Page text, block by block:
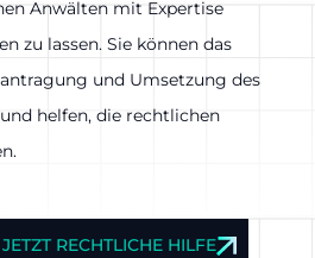
Anwälten mit Expertise
zu lassen. Sie können das
und Umsetzung des
helfen, die rechtlichen
RECHTLICHE HILFE